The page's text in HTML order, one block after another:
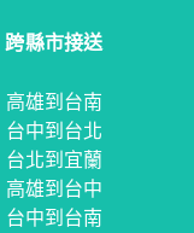
跨縣市接送
高雄到台南
台中到台北
台北到宜蘭
高雄到台中
台中到台南